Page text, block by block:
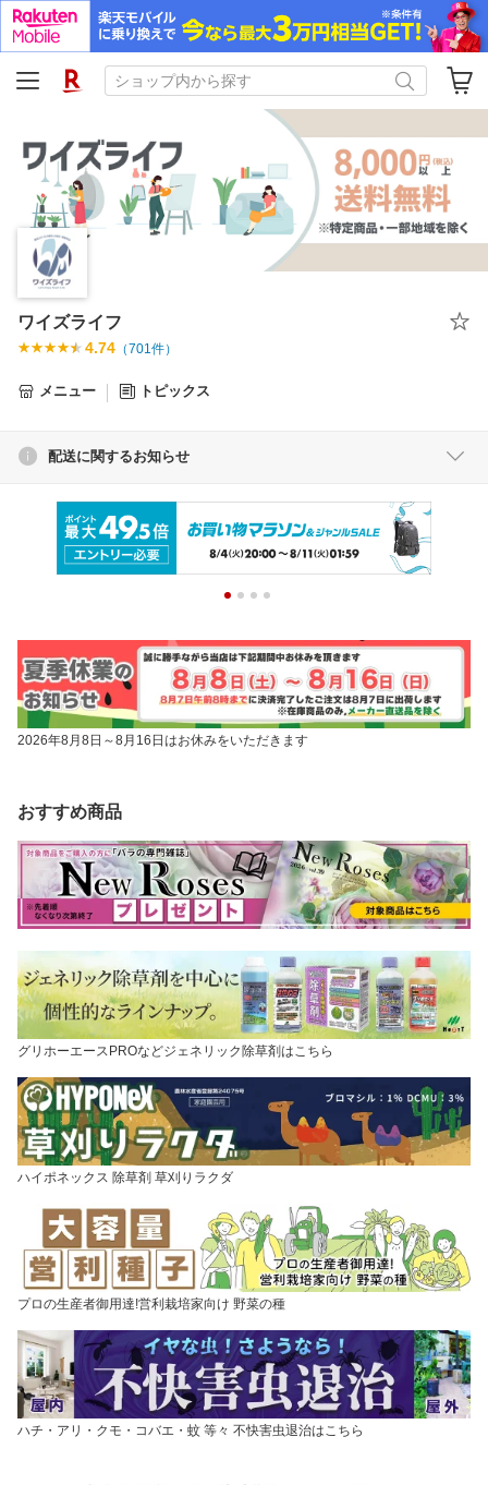
ワイズライフ
4.74 （701件）
メニュー トピックス
配送に関するお知らせ
2026年8月8日～8月16日はお休みをいただきます
おすすめ商品
グリホーエースPROなどジェネリック除草剤はこちら
ハイポネックス 除草剤 草刈りラクダ
プロの生産者御用達!営利栽培家向け 野菜の種
ハチ・アリ・クモ・コバエ・蚊 等々 不快害虫退治はこちら